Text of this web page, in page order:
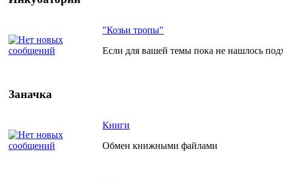
"Козьи тропы"
Если для вашей темы пока не нашлось
Заначка
Книги
Обмен книжными файлами